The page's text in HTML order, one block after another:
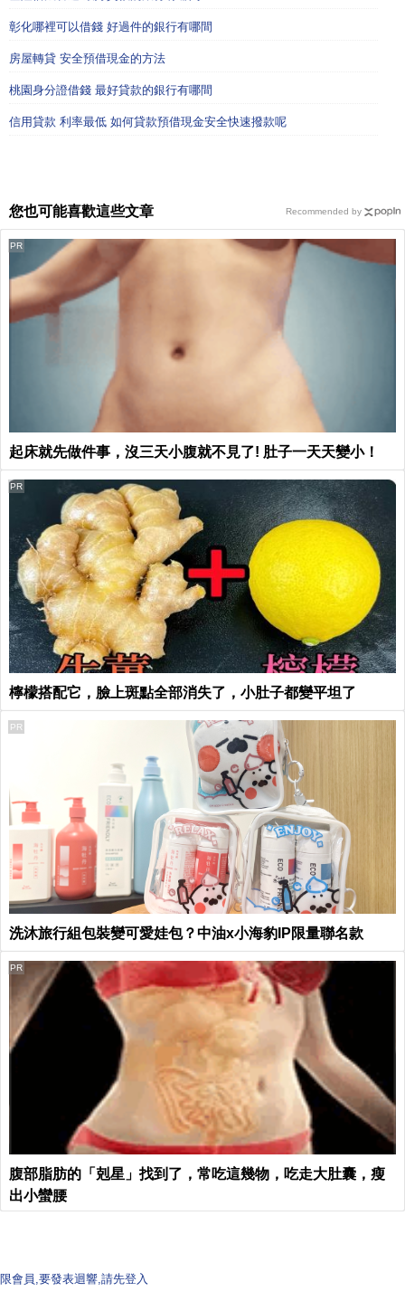
彰化哪裡可以借錢 好過件的銀行有哪間
房屋轉貸 安全預借現金的方法
桃園身分證借錢 最好貸款的銀行有哪間
信用貸款 利率最低 如何貸款預借現金安全快速撥款呢
您也可能喜歡這些文章
起床就先做件事，沒三天小腹就不見了! 肚子一天天變小！
PR
檸檬搭配它，臉上斑點全部消失了，小肚子都變平坦了
PR
洗沐旅行組包裝變可愛娃包？中油x小海豹IP限量聯名款
PR
腹部脂肪的「剋星」找到了，常吃這幾物，吃走大肚囊，瘦
出小蠻腰
PR
Recommended by
限會員,要發表迴響,請先登入